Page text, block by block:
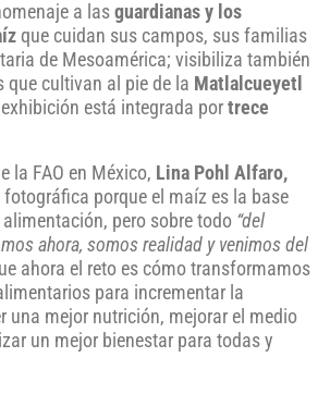
a las guardianas y los
que cuidan sus campos, sus familias
de Mesoamérica; visibiliza también
que cultivan al pie de la Matlalcueyetl
está integrada por trece
la FAO en México, Lina Pohl Alfaro,
fotográfica porque el maíz es la base
pero sobre todo “del
ahora, somos realidad y venimos del
ahora el reto es cómo transformamos
para incrementar la
una mejor nutrición, mejorar el medio
un mejor bienestar para todas y